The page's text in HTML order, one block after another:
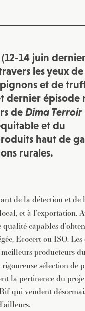
14 juin
les yeux
et de
dernier épisode
de Dima
et du
haut de
rurales.
de la détection et de
et à l’exportation.
capables
Ecocert ou ISO.
producteurs
sélection de
la pertinence du
qui vendent